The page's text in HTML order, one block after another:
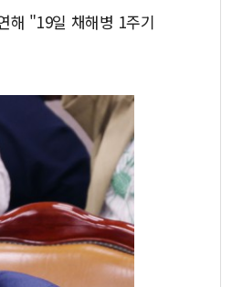
해 "19일 채해병 1주기